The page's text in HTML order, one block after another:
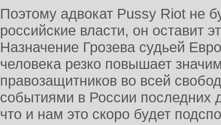
Поэтому адвокат Pussy Riot не
российские власти, он оставит
Назначение Грозева судьей
человека резко повышает
правозащитников во всей
событиями в России последних
что и нам это скоро будет